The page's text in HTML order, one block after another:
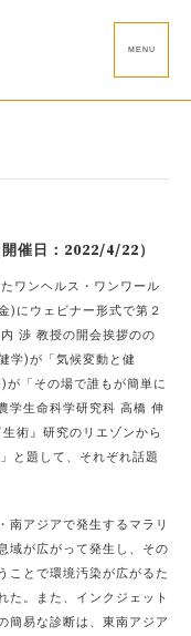
MENU
催日：2022/4/22）
ワンヘルス・ワンワール
)にウェビナー形式で第２
渉 教授の開会挨拶のの
学)が「気候変動と健
「その場で誰もが簡単に
学生命科学研究科 高橋 伸
術』研究のリエゾンから
と題して、それぞれ話題
アジアで発生するマラリ
域が広がって発生し、その
ことで環境汚染が広がるた
た。また、インクジェット
簡易な診断は、東南アジア